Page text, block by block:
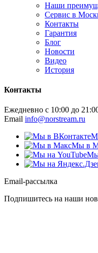
Наши
Сервис в
Контакты
Гарантия
Блог
Новости
Видео
История
Контакты
Ежедневно с 10:00 до
Email info@norstream.ru
Мы в
Мы
Email-рассылка
Подпишитесь на наши